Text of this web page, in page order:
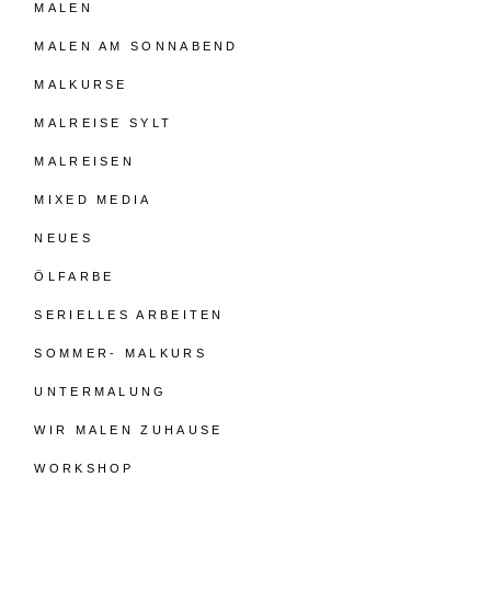
MALEN
MALEN AM SONNABEND
MALKURSE
MALREISE SYLT
MALREISEN
MIXED MEDIA
NEUES
ÖLFARBE
SERIELLES ARBEITEN
SOMMER- MALKURS
UNTERMALUNG
WIR MALEN ZUHAUSE
WORKSHOP